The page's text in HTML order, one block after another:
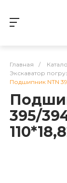
Главная /
Экскаватор
Подшипник NTN
395/